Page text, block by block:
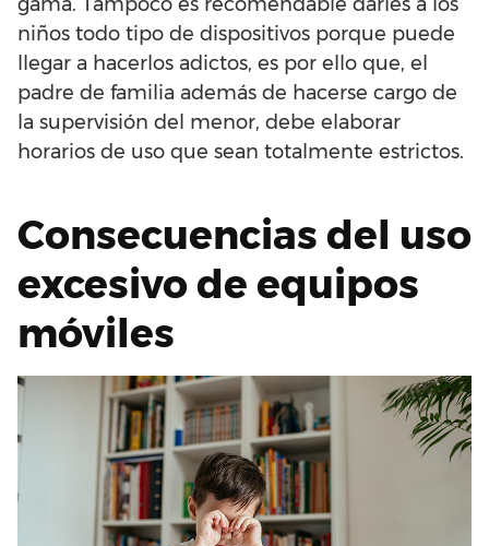
niños todo tipo de dispositivos porque puede
llegar a hacerlos adictos, es por ello que, el
padre de familia además de hacerse cargo de
la supervisión del menor, debe elaborar
horarios de uso que sean totalmente estrictos.
Consecuencias del uso
excesivo de equipos
móviles